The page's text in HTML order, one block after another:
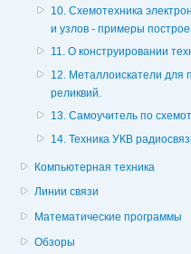
10. Схемотехника
и узлов - примеры
11. О конструировании
12. Металлоискатели для
реликвий.
13. Самоучитель по
14. Техника УКВ
Компьютерная техника
Линии связи
Математические программы
Обзоры